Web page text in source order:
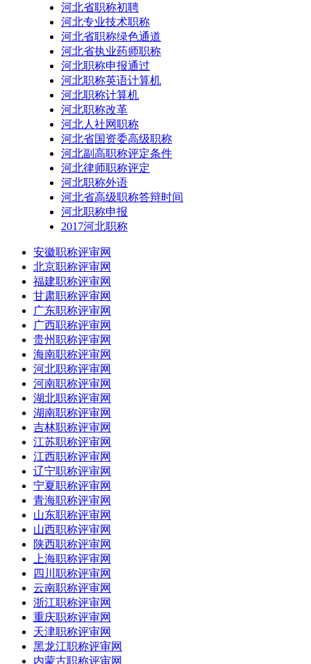
河北省职称初聘
河北专业技术职称
河北省职称绿色通道
河北省执业药师职称
河北职称申报通过
河北职称英语计算机
河北职称计算机
河北职称改革
河北人社网职称
河北省国资委高级职称
河北副高职称评定条件
河北律师职称评定
河北职称外语
河北省高级职称答辩时间
河北职称申报
2017河北职称
安徽职称评审网
北京职称评审网
福建职称评审网
甘肃职称评审网
广东职称评审网
广西职称评审网
贵州职称评审网
海南职称评审网
河北职称评审网
河南职称评审网
湖北职称评审网
湖南职称评审网
吉林职称评审网
江苏职称评审网
江西职称评审网
辽宁职称评审网
宁夏职称评审网
青海职称评审网
山东职称评审网
山西职称评审网
陕西职称评审网
上海职称评审网
四川职称评审网
云南职称评审网
浙江职称评审网
重庆职称评审网
天津职称评审网
黑龙江职称评审网
内蒙古职称评审网